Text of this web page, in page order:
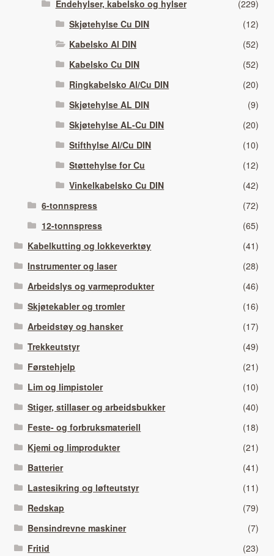
Endehylser, kabelsko og hylser
(229)
Skjøtehylse Cu DIN
(12)
Kabelsko Al DIN
(52)
Kabelsko Cu DIN
(52)
Ringkabelsko Al/Cu DIN
(20)
Skjøtehylse AL DIN
(9)
Skjøtehylse AL-Cu DIN
(20)
Stifthylse Al/Cu DIN
(10)
Støttehylse for Cu
(12)
Vinkelkabelsko Cu DIN
(42)
6-tonnspress
(72)
12-tonnspress
(65)
Kabelkutting og lokkeverktøy
(41)
Instrumenter og laser
(28)
Arbeidslys og varmeprodukter
(46)
Skjøtekabler og tromler
(16)
Arbeidstøy og hansker
(17)
Trekkeutstyr
(49)
Førstehjelp
(21)
Lim og limpistoler
(10)
Stiger, stillaser og arbeidsbukker
(40)
Feste- og forbruksmateriell
(18)
Kjemi og limprodukter
(21)
Batterier
(41)
Lastesikring og løfteutstyr
(11)
Redskap
(79)
Bensindrevne maskiner
(7)
Fritid
(23)